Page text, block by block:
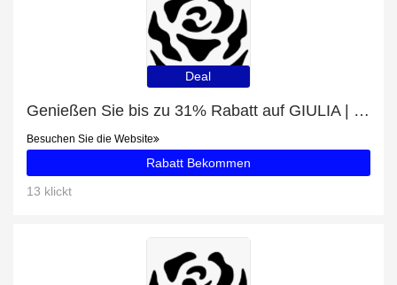
Deal
Genießen Sie bis zu 31% Rabatt auf GIULIA | ROSÉ SILVER
Besuchen Sie die Website
Rabatt Bekommen
13 klickt